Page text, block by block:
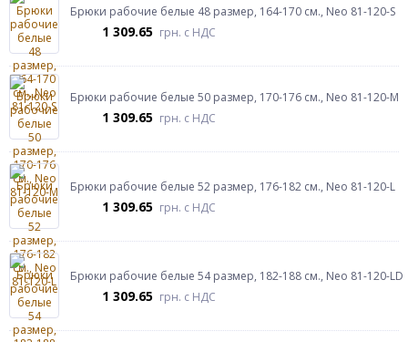
Брюки рабочие белые 48 размер, 164-170 см., Neo 81-120-S
1 309.65 грн. с НДС
Брюки рабочие белые 50 размер, 170-176 см., Neo 81-120-M
1 309.65 грн. с НДС
Брюки рабочие белые 52 размер, 176-182 см., Neo 81-120-L
1 309.65 грн. с НДС
Брюки рабочие белые 54 размер, 182-188 см., Neo 81-120-LD
1 309.65 грн. с НДС